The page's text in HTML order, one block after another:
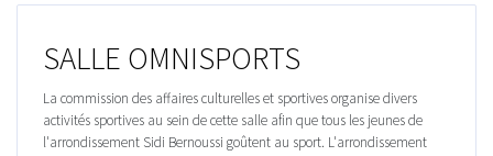
SALLE OMNISPORTS
La commission des affaires culturelles et sportives organise divers
activités sportives au sein de cette salle afin que tous les jeunes de
l'arrondissement Sidi Bernoussi goûtent au sport. L'arrondissement